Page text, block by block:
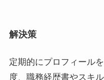
解決策
定期的にプロフィール
度、職務経歴書やスキ